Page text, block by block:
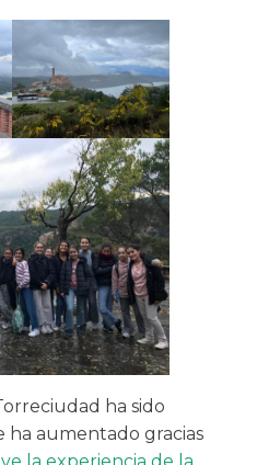
ha sido
ha aumentado gracias
la experiencia de la